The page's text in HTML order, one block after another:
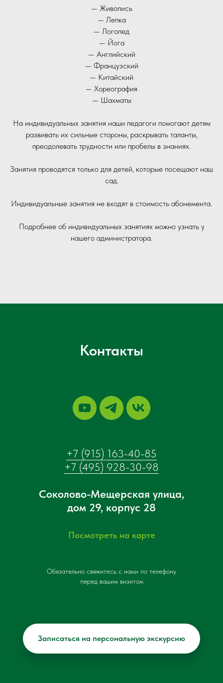
— Живопись
— Лепка
— Логопед
— Йога
— Английский
— Французский
— Китайский
— Хореография
— Шахматы
На индивидуальных занятия наши педагоги помогают детям
развивать их сильные стороны, раскрывать таланты,
преодолевать трудности или пробелы в знаниях.
Занятия проводятся только для детей, которые посещают наш
сад.
Индивидуальные занятия не входят в стоимость абонемента.
Подробнее об индивидуальных занятиях можно узнать у
нашего администратора.
Контакты
+7 (915) 163-40-85
+7 (495) 928-30-98
Соколово-Мещерская улица,
дом 29, корпус 28
Посмотреть на карте
Обязательно свяжитесь с нами по телефону
перед вашим визитом
Записаться на персональную экскурсию